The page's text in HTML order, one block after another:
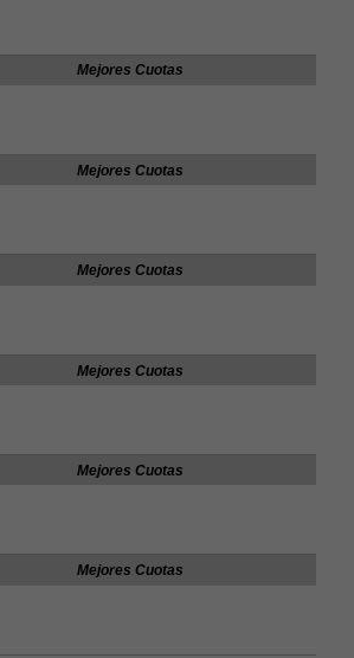
Mejores Cuotas
Mejores Cuotas
Mejores Cuotas
Mejores Cuotas
Mejores Cuotas
Mejores Cuotas